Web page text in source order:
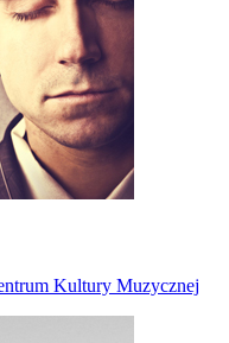
Kultury Muzycznej